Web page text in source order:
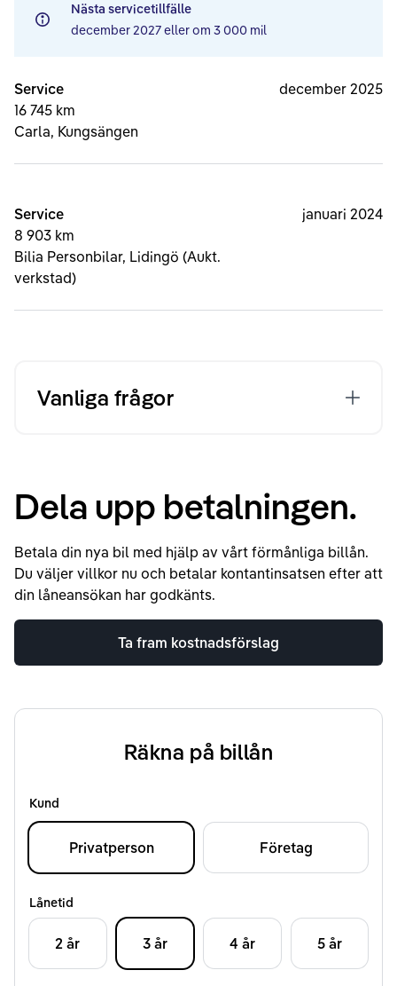
Nästa servicetillfälle
december 2027eller om 3 000 mil
Service
16 745 km
Carla, Kungsängen
december 2025
Service
8 903 km
Bilia Personbilar, Lidingö (Aukt.
verkstad)
januari 2024
Vanliga frågor
Dela upp betalningen.
Betala din nya bil med hjälp av vårt förmånliga billån.
Du väljer villkor nu och betalar kontantinsatsen efter att
din låneansökan har godkänts.
Ta fram kostnadsförslag
Räkna på billån
Kund
Privatperson Företag
Lånetid
2 år 3 år 4 år 5 år